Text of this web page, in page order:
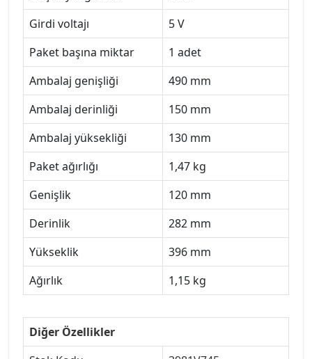
Girdi voltajı
5 V
Paket başına miktar
1 adet
Ambalaj genişliği
490 mm
Ambalaj derinliği
150 mm
Ambalaj yüksekliği
130 mm
Paket ağırlığı
1,47 kg
Genişlik
120 mm
Derinlik
282 mm
Yükseklik
396 mm
Ağırlık
1,15 kg
Diğer Özellikler